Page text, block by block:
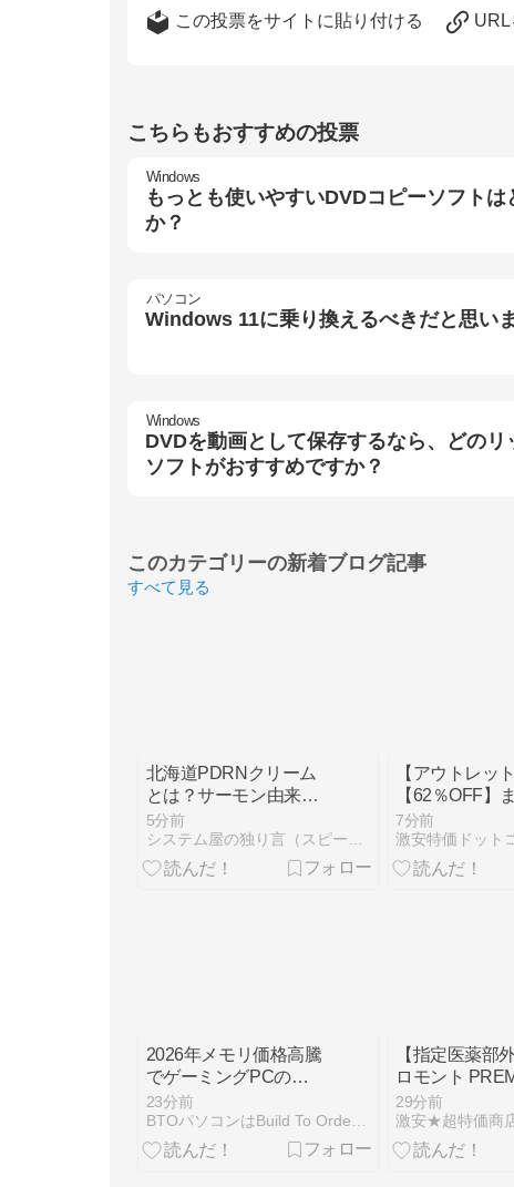
この投票をサイトに貼り付ける URL
こちらもおすすめの投票
Windows
もっとも使いやすいDVDコピーソフトは
か？
パソコン
Windows 11に乗り換えるべきだと思い
Windows
DVDを動画として保存するなら、どのリ
ソフトがおすすめですか？
このカテゴリーの新着ブログ記事
すべて見る
北海道PDRNクリーム
とは？サーモン由来成
分で理想のハリ肌を実
現！
5分前
【アウトレット
【62％OFF】
園 農家より直
150g 302円！
7分前
激安特価ドット
2026年メモリ価格高騰
でゲーミングPCの
BTOは本当にお得？
23分前
【指定医薬部
ロモント
100mL×30本 送
1,894円(63.1円
29分前
激安★超特価商